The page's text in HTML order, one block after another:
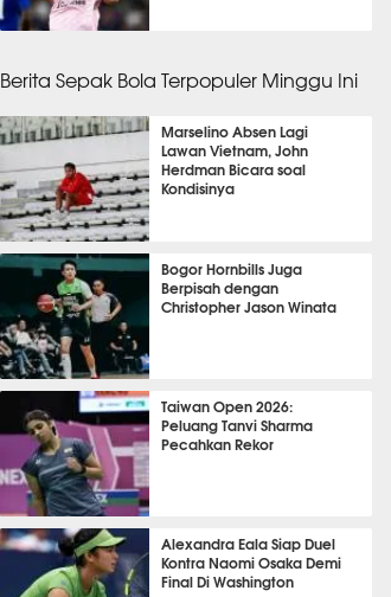
Berita Sepak Bola Terpopuler Minggu Ini
Marselino Absen Lagi
Lawan Vietnam, John
Herdman Bicara soal
Kondisinya
SEPAK BOLA
Bogor Hornbills Juga
Berpisah dengan
Christopher Jason Winata
BASKET
Taiwan Open 2026:
Peluang Tanvi Sharma
Pecahkan Rekor
BADMINTON
Alexandra Eala Siap Duel
Kontra Naomi Osaka Demi
Final Di Washington